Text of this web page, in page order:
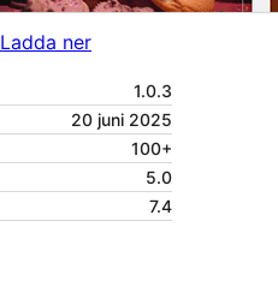
Ladda ner
1.0.3
20 juni 2025
100+
5.0
7.4